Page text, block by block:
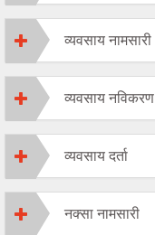
व्यवसाय नामसारी
व्यवसाय नविकरण
व्यवसाय दर्ता
नक्सा नामसारी